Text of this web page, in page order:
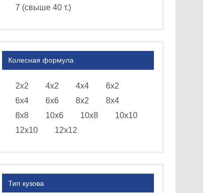
7 (свыше 40 т.)
Колесная формула
2х2 4х2 4х4
6х2
6х4
6х6 8х2
8х4
8х8
10х6 10х8
10х10
12х10
12х12
Тип кузова